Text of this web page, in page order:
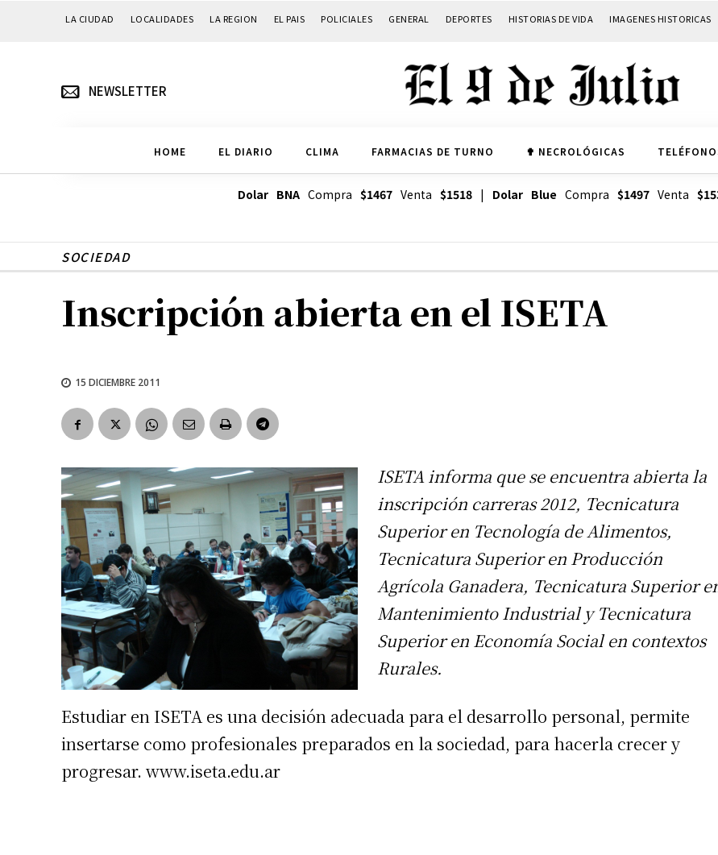
LA CIUDAD LOCALIDADES LA REGION EL PAIS POLICIALES GENERAL DEPORTES HISTORIAS DE VIDA IMAGENES HISTORICAS
NEWSLETTER
HOME EL DIARIO CLIMA FARMACIAS DE TURNO ✟ NECROLÓGICAS
Dolar BNACompra $1467Venta $1518| Dolar Blue Compra $1497Venta
SOCIEDAD
Inscripción abierta en el ISETA
15 DICIEMBRE 2011
ISETA informa que se encuentra abierta la
inscripción carreras 2012, Tecnicatura
Superior en Tecnología de Alimentos,
Tecnicatura Superior en Producción
Agrícola Ganadera, Tecnicatura Superior
Mantenimiento Industrial y Tecnicatura
Superior en Economía Social en contextos
Rurales.
Estudiar en ISETA es una decisión adecuada para el desarrollo personal, permite
insertarse como profesionales preparados en la sociedad, para hacerla crecer y
progresar. www.iseta.edu.ar